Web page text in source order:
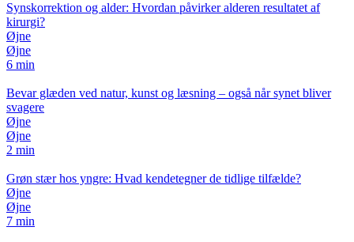
Synskorrektion og alder: Hvordan påvirker alderen resultatet af
kirurgi?
Øjne
Øjne
6 min
Bevar glæden ved natur, kunst og læsning – også når synet bliver
svagere
Øjne
Øjne
2 min
Grøn stær hos yngre: Hvad kendetegner de tidlige tilfælde?
Øjne
Øjne
7 min